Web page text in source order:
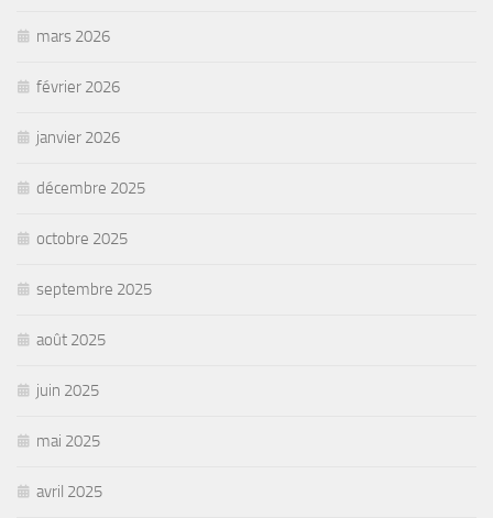
mars 2026
février 2026
janvier 2026
décembre 2025
octobre 2025
septembre 2025
août 2025
juin 2025
mai 2025
avril 2025